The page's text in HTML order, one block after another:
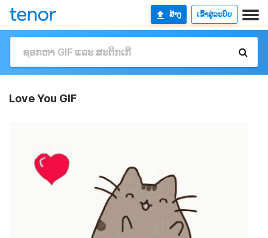
ສ້າງ ເຂົ້າສູ່ລະບົບ
Love You GIF